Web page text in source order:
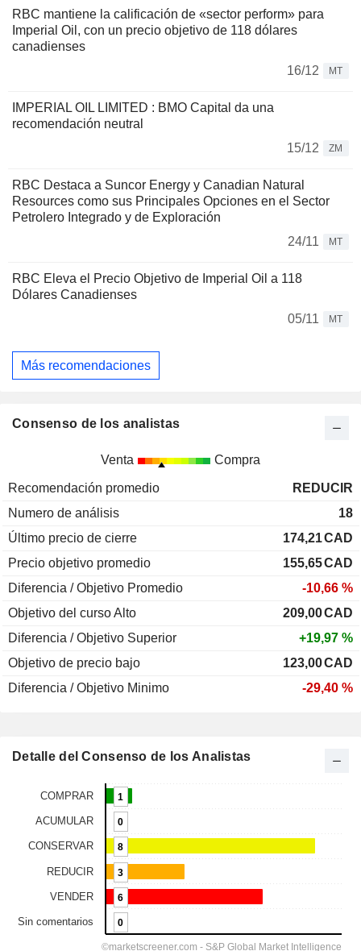
RBC mantiene la calificación de «sector perform» para
Imperial Oil, con un precio objetivo de 118 dólares
canadienses
16/12
MT
IMPERIAL OIL LIMITED : BMO Capital da una
recomendación neutral
15/12
ZM
RBC Destaca a Suncor Energy y Canadian Natural
Resources como sus Principales Opciones en el Sector
Petrolero Integrado y de Exploración
24/11
MT
RBC Eleva el Precio Objetivo de Imperial Oil a 118
Dólares Canadienses
05/11
MT
Más recomendaciones
Consenso de los analistas
Venta Compra
Recomendación promedio
REDUCIR
Numero de análisis
18
Último precio de cierre
174,21CAD
Precio objetivo promedio
155,65CAD
Diferencia / Objetivo Promedio
-10,66 %
Objetivo del curso Alto
209,00CAD
Diferencia / Objetivo Superior
+19,97 %
Objetivo de precio bajo
123,00CAD
Diferencia / Objetivo Minimo
-29,40 %
Detalle del Consenso de los Analistas